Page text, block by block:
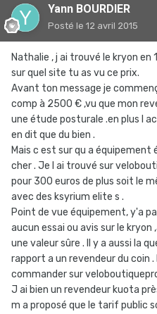
Yann BOURDIER
Posté le 12 avril 2015
Nathalie , j ai trouvé le kryon
sur quel site tu as vu ce prix.
Avant ton message je
comp à 2500 € ,vu que mon
une étude posturale .en plus l
en dit que du bien .
Mais c est sur qu a équipement
cher . Je l ai trouvé sur
pour 300 euros de plus soit le
avec des ksyrium elite s .
Point de vue équipement, y'a
aucun essai ou avis sur le kryon
une valeur sûre . Il y a aussi la
rapport a un revendeur du coin .
commander sur
J ai bien un revendeur kuota
m a proposé que le tarif public